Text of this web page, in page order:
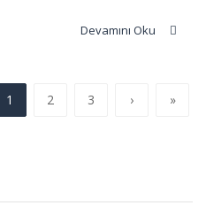
Devamını Oku
1 2 3 › »